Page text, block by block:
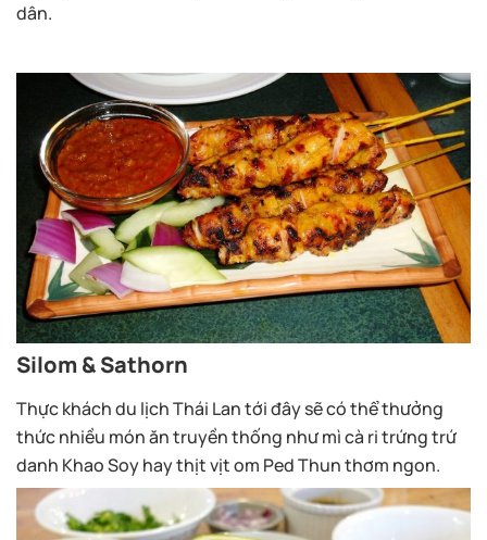
dân.
Silom & Sathorn
Thực khách du lịch Thái Lan tới đây sẽ có thể thưởng
thức nhiều món ăn truyền thống như mì cà ri trứng trứ
danh Khao Soy hay thịt vịt om Ped Thun thơm ngon.